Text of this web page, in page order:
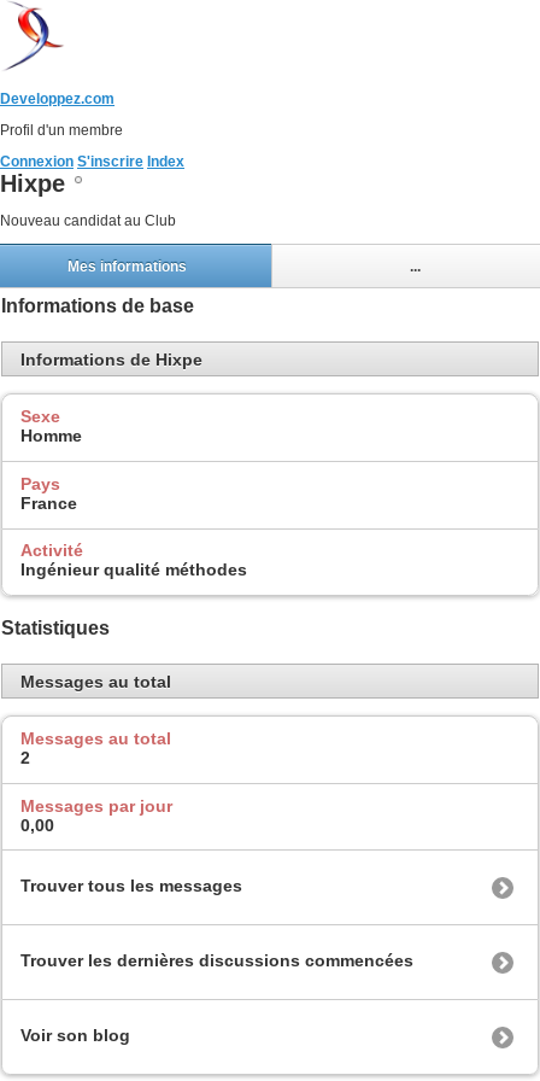
Developpez.com
Profil d'un membre
Connexion S'inscrire Index
Hixpe
Nouveau candidat au Club
Mes informations ...
Informations de base
Informations de Hixpe
Sexe
Homme
Pays
France
Activité
Ingénieur qualité méthodes
Statistiques
Messages au total
Messages au total
2
Messages par jour
0,00
Trouver tous les messages
Trouver les dernières discussions commencées
Voir son blog